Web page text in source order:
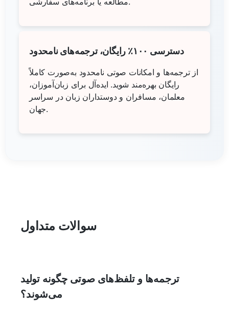
دسترسی ۱۰۰٪ رایگان، ترجمه‌های نامحدود
از ترجمه‌ها و امکانات صوتی نامحدود به‌صورت کاملاً
رایگان بهره‌مند شوید. ایده‌آل برای زبان‌آموزان،
معلمان، مسافران و دوستداران زبان در سراسر
جهان.
سوالات متداول
ترجمه‌ها و تلفظ‌های صوتی چگونه تولید
می‌شوند؟